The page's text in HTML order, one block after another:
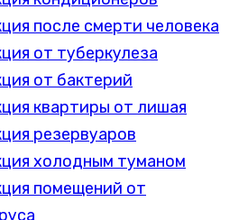
после смерти человека
от туберкулеза
от бактерий
квартиры от лишая
резервуаров
холодным туманом
помещений от